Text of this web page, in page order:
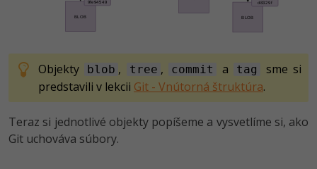
Objekty blob , tree , commit a tag
sme si
predstavili v lekcii Git - Vnútorná štruktúra.
Teraz si jednotlivé objekty popíšeme a vysvetlíme si, ako
Git uchováva súbory.